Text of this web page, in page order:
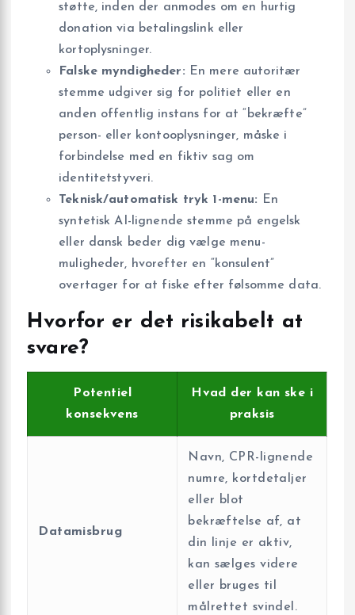
støtte, inden der anmodes om en hurtig
donation via betalingslink eller
kortoplysninger.
Falske myndigheder: En mere autoritær
stemme udgiver sig for politiet eller en
anden offentlig instans for at “bekræfte”
person- eller kontooplysninger, måske i
forbindelse med en fiktiv sag om
identitetstyveri.
Teknisk/automatisk tryk 1-menu: En
syntetisk AI-lignende stemme på engelsk
eller dansk beder dig vælge menu-
muligheder, hvorefter en “konsulent”
overtager for at fiske efter følsomme data.
Hvorfor er det risikabelt at
svare?
Potentiel
konsekvens
Hvad der kan ske i
praksis
Datamisbrug
Navn, CPR-lignende
numre, kortdetaljer
eller blot
bekræftelse af, at
din linje er aktiv,
kan sælges videre
eller bruges til
målrettet svindel.